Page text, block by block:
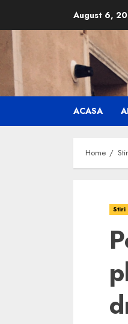
content
August 6,
ACASA
Home
Stiri